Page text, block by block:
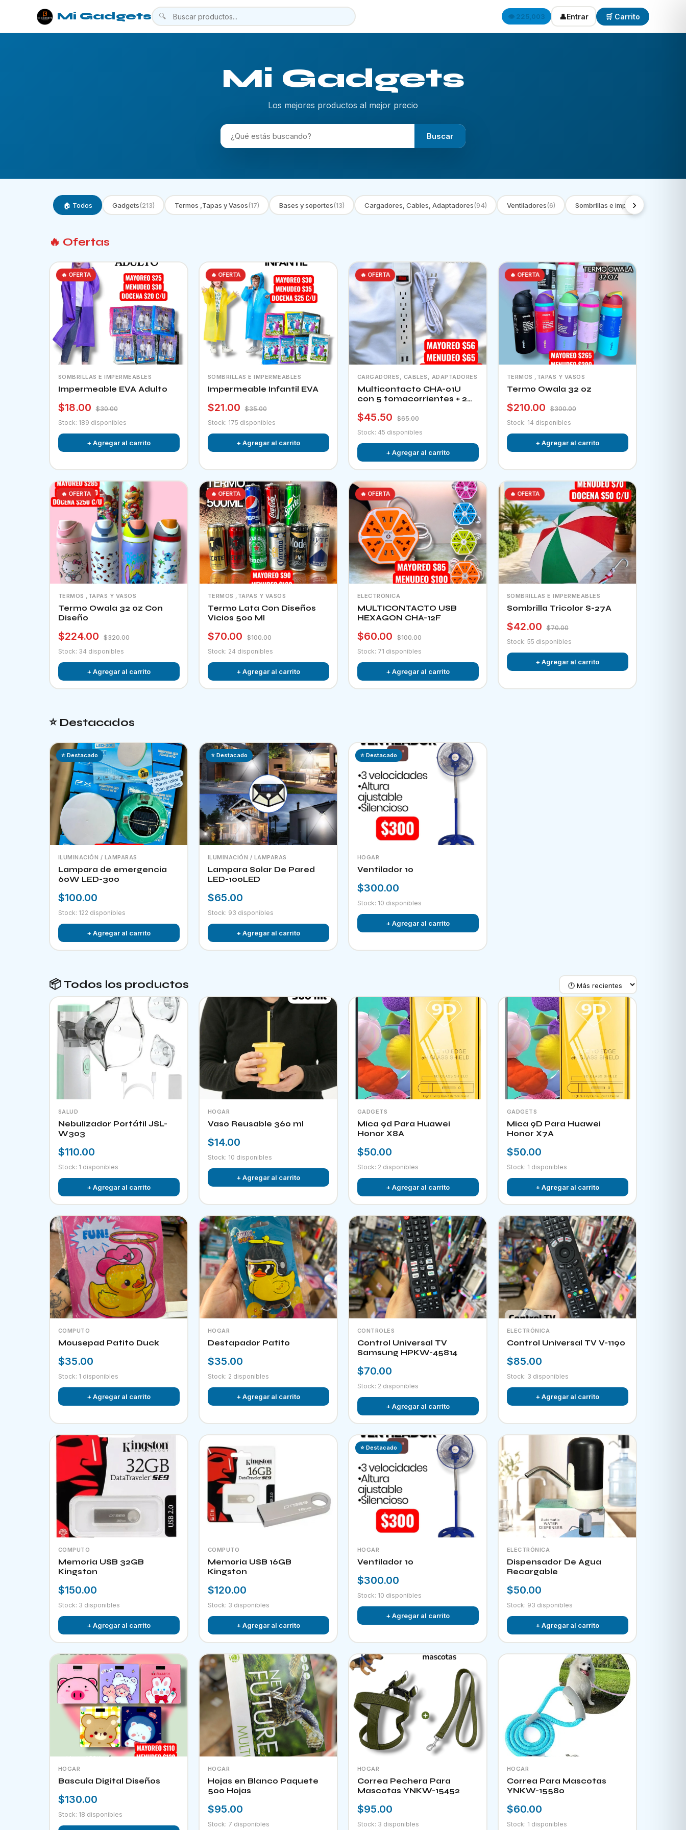
Mi Gadgets 🔍 👁️ 225,003 👤Entrar 🛒 Carrito
Mi Gadgets
Los mejores productos al mejor precio
Buscar
🏠 Todos Gadgets(213) Termos ,Tapas y Vasos(17) Bases y soportes(13) Cargadores, Cables, Adaptadores(94) Ventiladores(6) Sombrillas e impermeables
›
🔥 Ofertas
🔥 OFERTA
SOMBRILLAS E IMPERMEABLES
Impermeable EVA Adulto
$18.00
$30.00
Stock: 189 disponibles
+ Agregar al carrito
🔥 OFERTA
SOMBRILLAS E IMPERMEABLES
Impermeable Infantil EVA
$21.00
$35.00
Stock: 175 disponibles
+ Agregar al carrito
🔥 OFERTA
CARGADORES, CABLES, ADAPTADORES
Multicontacto CHA-01U
con 5 tomacorrientes + 2
$45.50
$65.00
Stock: 45 disponibles
+ Agregar al carrito
🔥 OFERTA
TERMOS ,TAPAS Y VASOS
Termo Owala 32 oz
$210.00
$300.00
Stock: 14 disponibles
+ Agregar al carrito
🔥 OFERTA
TERMOS ,TAPAS Y VASOS
Termo Owala 32 oz Con
Diseño
$224.00
$320.00
Stock: 34 disponibles
+ Agregar al carrito
🔥 OFERTA
TERMOS ,TAPAS Y VASOS
Termo Lata Con Diseños
Vicios 500 Ml
$70.00
$100.00
Stock: 24 disponibles
+ Agregar al carrito
🔥 OFERTA
ELECTRÓNICA
MULTICONTACTO USB
HEXAGON CHA-12F
$60.00
$100.00
Stock: 71 disponibles
+ Agregar al carrito
🔥 OFERTA
SOMBRILLAS E IMPERMEABLES
Sombrilla Tricolor S-27A
$42.00
$70.00
Stock: 55 disponibles
+ Agregar al carrito
⭐ Destacados
⭐ Destacado
ILUMINACIÓN / LAMPARAS
Lampara de emergencia
60W LED-300
$100.00
Stock: 122 disponibles
+ Agregar al carrito
⭐ Destacado
ILUMINACIÓN / LAMPARAS
Lampara Solar De Pared
LED-100LED
$65.00
Stock: 93 disponibles
+ Agregar al carrito
⭐ Destacado
HOGAR
Ventilador 10
$300.00
Stock: 10 disponibles
+ Agregar al carrito
📦 Todos los productos
SALUD
Nebulizador Portátil JSL-
W303
$110.00
Stock: 1 disponibles
+ Agregar al carrito
HOGAR
Vaso Reusable 360 ml
$14.00
Stock: 10 disponibles
+ Agregar al carrito
GADGETS
Mica 9d Para Huawei
Honor X8A
$50.00
Stock: 2 disponibles
+ Agregar al carrito
GADGETS
Mica 9D Para Huawei
Honor X7A
$50.00
Stock: 1 disponibles
+ Agregar al carrito
COMPUTO
Mousepad Patito Duck
$35.00
Stock: 1 disponibles
+ Agregar al carrito
HOGAR
Destapador Patito
$35.00
Stock: 2 disponibles
+ Agregar al carrito
CONTROLES
Control Universal TV
Samsung HPKW-45814
$70.00
Stock: 2 disponibles
+ Agregar al carrito
ELECTRÓNICA
Control Universal TV V-1190
$85.00
Stock: 3 disponibles
+ Agregar al carrito
COMPUTO
Memoria USB 32GB
Kingston
$150.00
Stock: 3 disponibles
+ Agregar al carrito
COMPUTO
Memoria USB 16GB
Kingston
$120.00
Stock: 3 disponibles
+ Agregar al carrito
⭐ Destacado
HOGAR
Ventilador 10
$300.00
Stock: 10 disponibles
+ Agregar al carrito
ELECTRÓNICA
Dispensador De Agua
Recargable
$50.00
Stock: 93 disponibles
+ Agregar al carrito
HOGAR
Bascula Digital Diseños
$130.00
Stock: 18 disponibles
HOGAR
Hojas en Blanco Paquete
500 Hojas
$95.00
Stock: 7 disponibles
HOGAR
Correa Pechera Para
Mascotas YNKW-15452
$95.00
Stock: 3 disponibles
HOGAR
Correa Para Mascotas
YNKW-15580
$60.00
Stock: 1 disponibles